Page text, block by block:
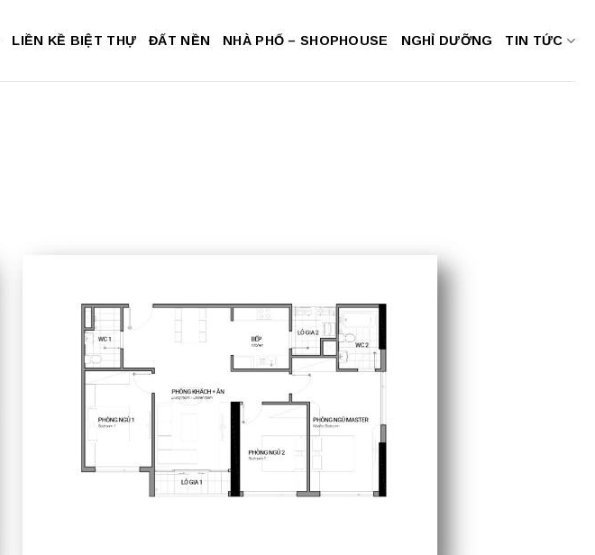
LIỀN KỀ BIỆT THỰ ĐẤT NỀN NHÀ PHỐ – SHOPHOUSE NGHỈ DƯỠNG TIN TỨC